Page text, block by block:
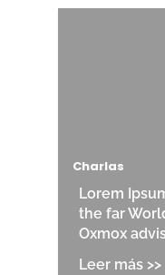
Charlas
Lorem
the far
Oxmox